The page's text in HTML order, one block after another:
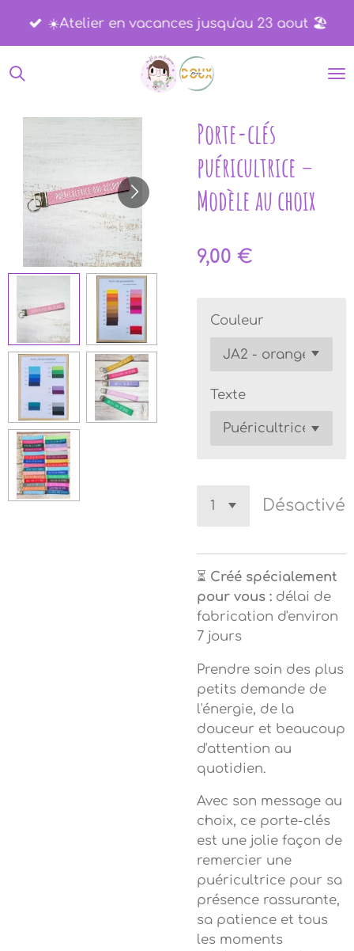
Passer
principal
☀️​Atelier en vacances jusqu'au 23 aout 🏖️​
Porte-clés
puéricultrice –
Modèle au choix
9,00 €
Couleur
Texte
Désactivé
⏳ Créé spécialement
pour vous : délai de
fabrication d'environ
7 jours
Prendre soin des plus
petits demande de
l'énergie, de la
douceur et beaucoup
d'attention au
quotidien.
Avec son message au
choix, ce porte-clés
est une jolie façon de
remercier une
puéricultrice pour sa
présence rassurante,
sa patience et tous
les moments